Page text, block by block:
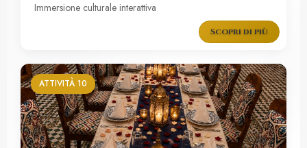
Immersione culturale interattiva
Scopri di più
ATTIVITÀ 10